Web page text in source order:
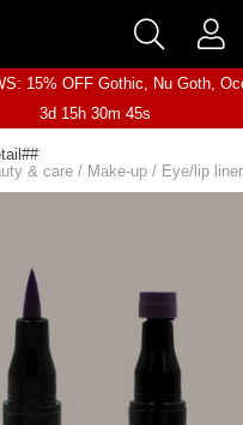
15% OFF Gothic, Nu Goth,
3d 15h 30m 44s
& care / Make-up / Eye/lip